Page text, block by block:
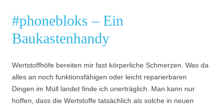
#phonebloks – Ein
Baukastenhandy
Wertstoffhöfe bereiten mir fast körperliche Schmerzen. Was da
alles an noch funktionsfähigen oder leicht reparierbaren
Dingen im Müll landet finde ich unerträglich. Man kann nur
hoffen, dass die Wertstoffe tatsächlich als solche in neuen